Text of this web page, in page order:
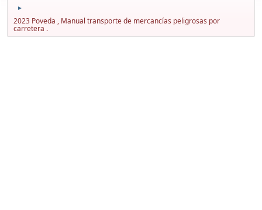
►
2023 Poveda , Manual transporte de mercancías peligrosas por
carretera .